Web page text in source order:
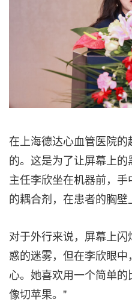
在上海德达心血管医院
的。这是为了让屏幕上的
主任李欣坐在机器前，
的耦合剂，在患者的胸壁
对于外行来说，屏幕上
惑的迷雾，但在李欣眼
心。她喜欢用一个简单
像切苹果。"